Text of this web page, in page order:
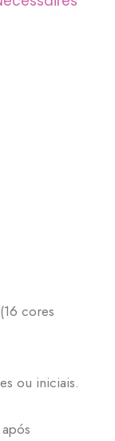
cores
ou iniciais.